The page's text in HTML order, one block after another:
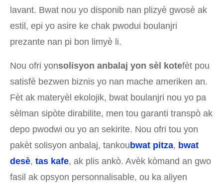
lavant. Bwat nou yo disponib nan plizyè gwosè ak
estil, epi yo asire ke chak pwodui boulanjri
prezante nan pi bon limyè li.
Nou ofri yonsolisyon anbalaj yon sèl kotefèt pou
satisfè bezwen biznis yo nan mache ameriken an.
Fèt ak materyèl ekolojik, bwat boulanjri nou yo pa
sèlman sipòte dirabilite, men tou garanti transpò ak
depo pwodwi ou yo an sekirite. Nou ofri tou yon
pakèt solisyon anbalaj, tankoubwat pitza, bwat
desè, tas kafe, ak plis ankò. Avèk kòmand an gwo
fasil ak opsyon personnalisable, ou ka aliyen